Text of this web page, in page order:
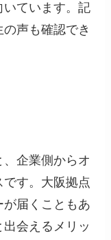
いています。記
声も確認でき
企業側からオ
す。大阪拠点
届くこともあ
会えるメリッ